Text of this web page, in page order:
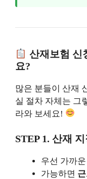
산재보험 신
요?
많은 분들이 산재
실 절차 자체는 그
라와 보세요!
STEP 1. 산재
우선 가까
가능하면